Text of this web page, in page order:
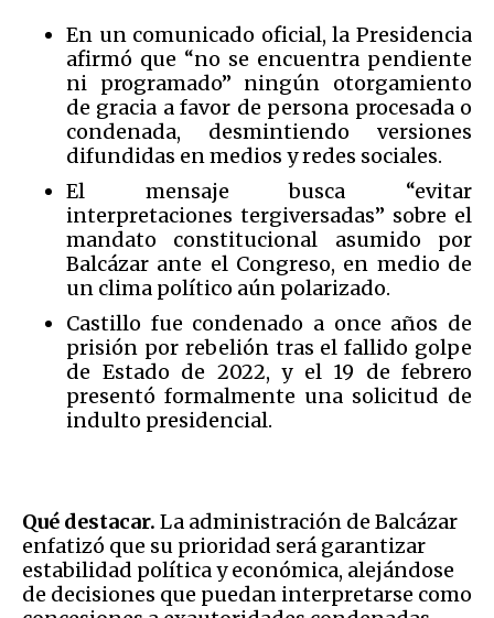
En un comunicado oficial, la Presidencia
afirmó que “no se encuentra pendiente
ni programado” ningún otorgamiento
de gracia a favor de persona procesada o
condenada, desmintiendo versiones
difundidas en medios y redes sociales.
El mensaje busca “evitar
interpretaciones tergiversadas” sobre el
mandato constitucional asumido por
Balcázar ante el Congreso, en medio de
un clima político aún polarizado.
Castillo fue condenado a once años de
prisión por rebelión tras el fallido golpe
de Estado de 2022, y el 19 de febrero
presentó formalmente una solicitud de
indulto presidencial.
Qué destacar. La administración de Balcázar
enfatizó que su prioridad será garantizar
estabilidad política y económica, alejándose
de decisiones que puedan interpretarse como